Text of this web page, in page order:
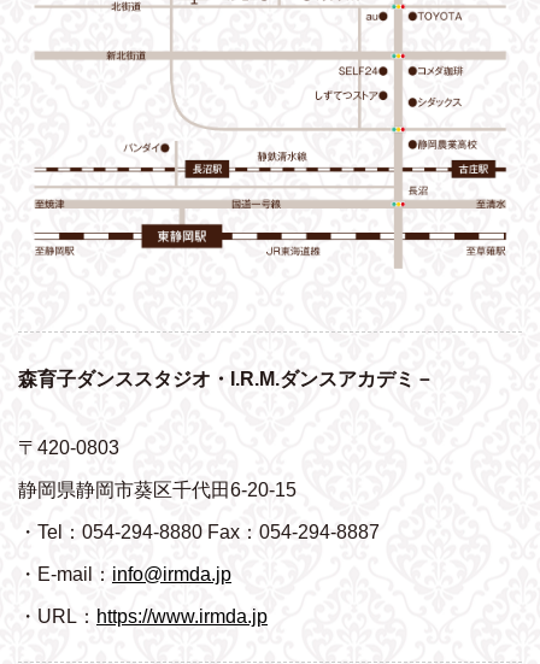
森育子ダンススタジオ・I.R.M.ダンスアカデミ－
〒420-0803
静岡県静岡市葵区千代田6-20-15
・Tel：054-294-8880 Fax：054-294-8887
・E-mail： info@irmda.jp
・URL： https://www.irmda.jp